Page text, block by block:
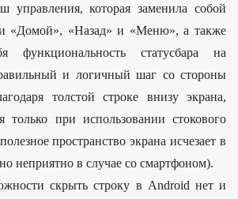
управления, которая заменила собой
«Домой», «Назад» и «Меню», а также
функциональность статусбара на
и логичный шаг со стороны
толстой строке внизу экрана,
только при использовании стокового
пространство экрана исчезает в
неприятно в случае со смартфоном).
скрыть строку в Android нет и